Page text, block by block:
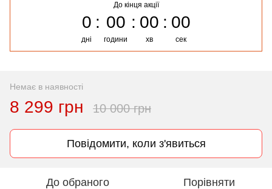
До кінця акції
0
дні
00
години
00
хв
00
сек
Немає в наявності
8 299 грн 10 000 грн
Повідомити, коли з'явиться
До обраного Порівняти